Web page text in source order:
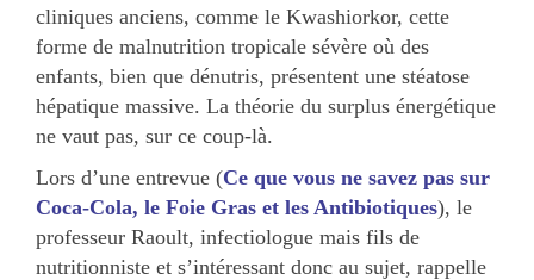
cliniques anciens, comme le Kwashiorkor, cette
forme de malnutrition tropicale sévère où des
enfants, bien que dénutris, présentent une stéatose
hépatique massive. La théorie du surplus énergétique
ne vaut pas, sur ce coup-là.
Lors d’une entrevue (Ce que vous ne savez pas sur
Coca-Cola, le Foie Gras et les Antibiotiques), le
professeur Raoult, infectiologue mais fils de
nutritionniste et s’intéressant donc au sujet, rappelle